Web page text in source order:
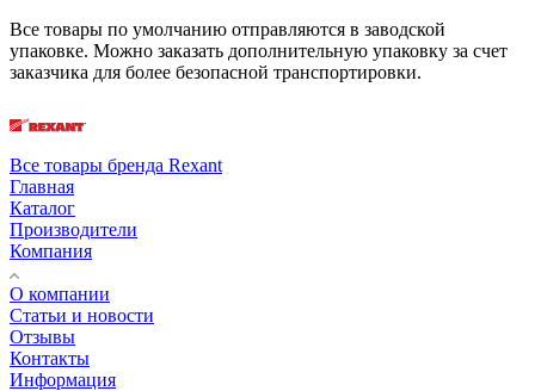
Все товары по умолчанию отправляются в заводской
упаковке. Можно заказать дополнительную упаковку за счет
заказчика для более безопасной транспортировки.
Все товары бренда Rexant
Главная
Каталог
Производители
Компания
О компании
Статьи и новости
Отзывы
Контакты
Информация